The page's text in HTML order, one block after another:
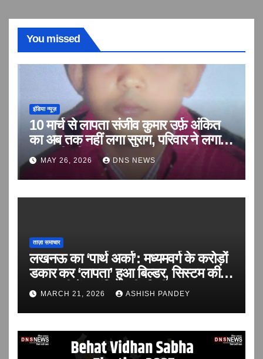
You missed
इंडिया न्यूज़
10 मार्च से लापता संजीव कुमार उर्फ़ अंकित
का अब तक नहीं लगा सुराग, परिवार ने लगाई
बरामदगी की गुहार
MAY 26, 2026 DNS NEWS
ताज़ा समाचार
लखनऊ का ‘पार्थ अर्का’: मध्यमवर्ग के करोड़ों
डकार कर ‘लापता’ हुआ बिल्डर, सिस्टम की
सरपरस्ती में आवंटियों की ‘वित्तीय हत्या’!
MARCH 21, 2026 ASHISH PANDEY